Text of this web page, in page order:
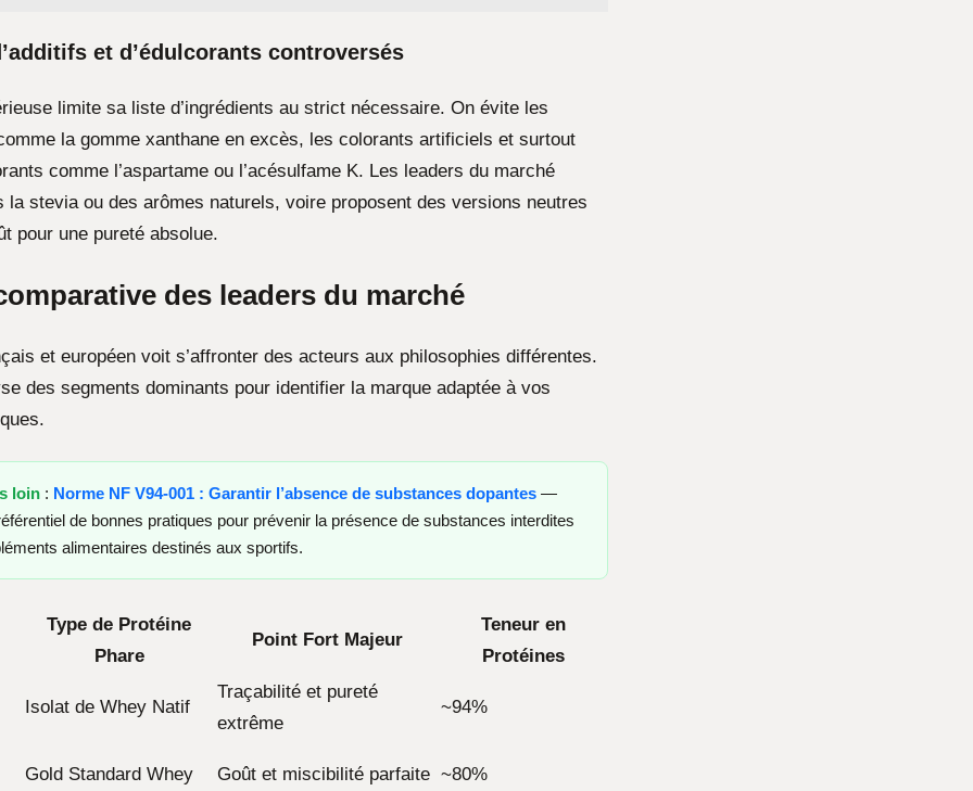
et d’édulcorants controversés
limite sa liste d’ingrédients au strict nécessaire. On évite les
la gomme xanthane en excès, les colorants artificiels et surtout
comme l’aspartame ou l’acésulfame K. Les leaders du marché
la stevia ou des arômes naturels, voire proposent des versions neutres
pour une pureté absolue.
des leaders du marché
et européen voit s’affronter des acteurs aux philosophies différentes.
des segments dominants pour identifier la marque adaptée à vos
loin : Norme NF V94-001 : Garantir l’absence de substances dopantes —
de bonnes pratiques pour prévenir la présence de substances interdites
alimentaires destinés aux sportifs.
Type de Protéine
Phare
Point Fort Majeur
Teneur en
Protéines
Isolat de Whey Natif
Traçabilité et pureté
extrême
~94%
Gold Standard Whey Goût et miscibilité parfaite ~80%